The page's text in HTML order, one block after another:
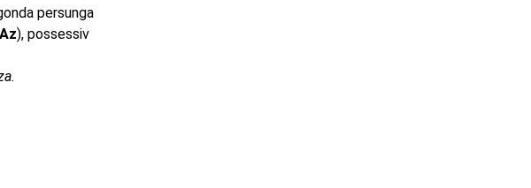
persunga
Az), possessiv